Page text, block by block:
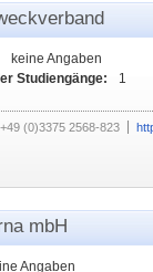
keine Angaben
Studiengänge:
1
+49 (0)3375 2568-823
mbH
Angaben